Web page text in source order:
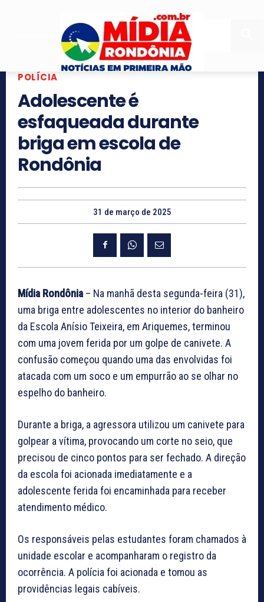
POLÍCIA
Adolescente é
esfaqueada durante
briga em escola de
Rondônia
31 de março de 2025
Mídia Rondônia – Na manhã desta segunda-feira (31),
uma briga entre adolescentes no interior do banheiro
da Escola Anísio Teixeira, em Ariquemes, terminou
com uma jovem ferida por um golpe de canivete. A
confusão começou quando uma das envolvidas foi
atacada com um soco e um empurrão ao se olhar no
espelho do banheiro.
Durante a briga, a agressora utilizou um canivete para
golpear a vítima, provocando um corte no seio, que
precisou de cinco pontos para ser fechado. A direção
da escola foi acionada imediatamente e a
adolescente ferida foi encaminhada para receber
atendimento médico.
Os responsáveis pelas estudantes foram chamados à
unidade escolar e acompanharam o registro da
ocorrência. A polícia foi acionada e tomou as
providências legais cabíveis.